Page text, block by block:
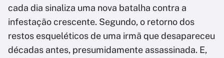
cada dia sinaliza uma nova batalha contra a
infestação crescente. Segundo, o retorno dos
restos esqueléticos de uma irmã que desapareceu
décadas antes, presumidamente assassinada. E,